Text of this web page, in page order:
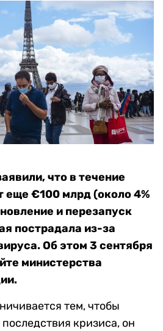
что в течение
еще €100 млрд (около 4%
и перезапуск
пострадала из-за
Об этом 3 сентября
министерства
тем, чтобы
кризиса, он